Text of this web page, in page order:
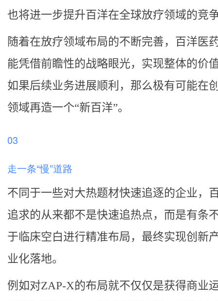
也将进一步提升百洋在全球放疗领域的竞
随着在放疗领域布局的不断完善，百洋医
能凭借前瞻性的战略眼光，实现整体的价
如果后续业务进展顺利，那么极有可能在
领域再造一个“新百洋”。
03
走一条“慢”道路
不同于一些对大热题材快速追逐的企业，
追求的从来都不是快速追热点，而是有条
于临床空白进行精准布局，最终实现创新
业化落地。
例如对ZAP-X的布局就不仅仅是获得商业